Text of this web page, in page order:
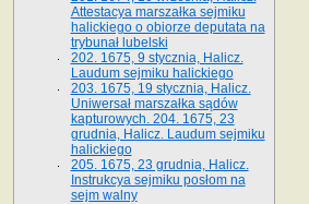
Attestacya marszałka sejmiku
halickiego o obiorze deputata na
trybunał lubelski
202. 1675, 9 stycznia, Halicz.
Laudum sejmiku halickiego
203. 1675, 19 stycznia, Halicz.
Uniwersał marszałka sądów
kapturowych. 204. 1675, 23
grudnia, Halicz. Laudum sejmiku
halickiego
205. 1675, 23 grudnia, Halicz.
Instrukcya sejmiku posłom na
sejm walny